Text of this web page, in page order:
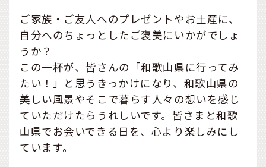
ご家族・ご友人へのプレゼントやお土産に、
自分へのちょっとしたご褒美にいかがでしょ
うか？
この一杯が、皆さんの「和歌山県に行ってみ
たい！」と思うきっかけになり、和歌山県の
美しい風景やそこで暮らす人々の想いを感じ
ていただけたらうれしいです。皆さまと和歌
山県でお会いできる日を、心より楽しみにし
ています。